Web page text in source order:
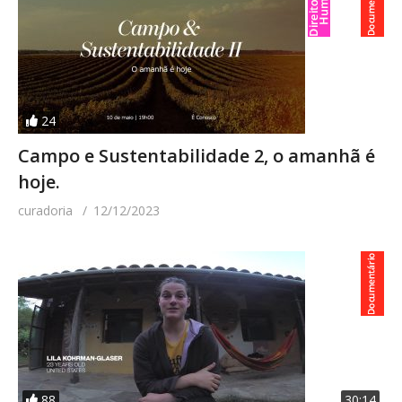
24
Campo e Sustentabilidade 2, o amanhã é
hoje.
curadoria 12/12/2023